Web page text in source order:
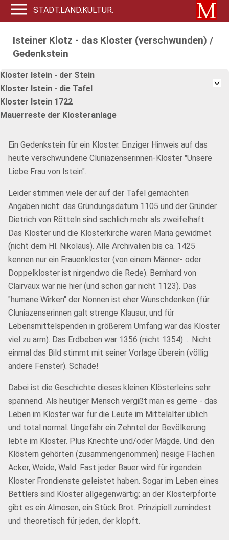
STADT.LAND.KULTUR.
Isteiner Klotz - das Kloster (verschwunden) /
Gedenkstein
Kloster Istein - der Stein
Kloster Istein - die Tafel
Kloster Istein 1722
Mauerreste der Klosteranlage
Ein Gedenkstein für ein Kloster. Einziger Hinweis auf das
heute verschwundene Cluniazenserinnen-Kloster "Unsere
Liebe Frau von Istein".
Leider stimmen viele der auf der Tafel gemachten
Angaben nicht: das Gründungsdatum 1105 und der Gründer
Dietrich von Rötteln sind sachlich mehr als zweifelhaft.
Das Kloster und die Klosterkirche waren Maria gewidmet
(nicht dem Hl. Nikolaus). Alle Archivalien bis ca. 1425
kennen nur ein Frauenkloster (von einem Männer- oder
Doppelkloster ist nirgendwo die Rede). Bernhard von
Clairvaux war nie hier (und schon gar nicht 1123). Das
"humane Wirken" der Nonnen ist eher Wunschdenken (für
Cluniazenserinnen galt strenge Klausur, und für
Lebensmittelspenden in größerem Umfang war das Kloster
viel zu arm). Das Erdbeben war 1356 (nicht 1354) ... Nicht
einmal das Bild stimmt mit seiner Vorlage überein (völlig
andere Fenster). Schade!
Dabei ist die Geschichte dieses kleinen Klösterleins sehr
spannend. Als heutiger Mensch vergißt man es gerne - das
Leben im Kloster war für die Leute im Mittelalter üblich
und total normal. Ungefähr ein Zehntel der Bevölkerung
lebte im Kloster. Plus Knechte und/oder Mägde. Und: den
Klöstern gehörten (zusammengenommen) riesige Flächen
Acker, Weide, Wald. Fast jeder Bauer wird für irgendein
Kloster Frondienste geleistet haben. Sogar im Leben eines
Bettlers sind Klöster allgegenwärtig: an der Klosterpforte
gibt es ein Almosen, ein Stück Brot. Prinzipiell zumindest
und theoretisch für jeden, der klopft.